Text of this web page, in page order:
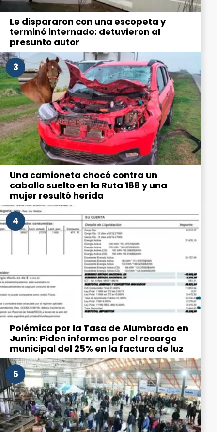
Le dispararon con una escopeta y
terminó internado: detuvieron al
presunto autor
3
Una camioneta chocó contra un
caballo suelto en la Ruta 188 y una
mujer resultó herida
4
Polémica por la Tasa de Alumbrado en
Junín: Piden informes por el recargo
municipal del 25% en la factura de luz
5